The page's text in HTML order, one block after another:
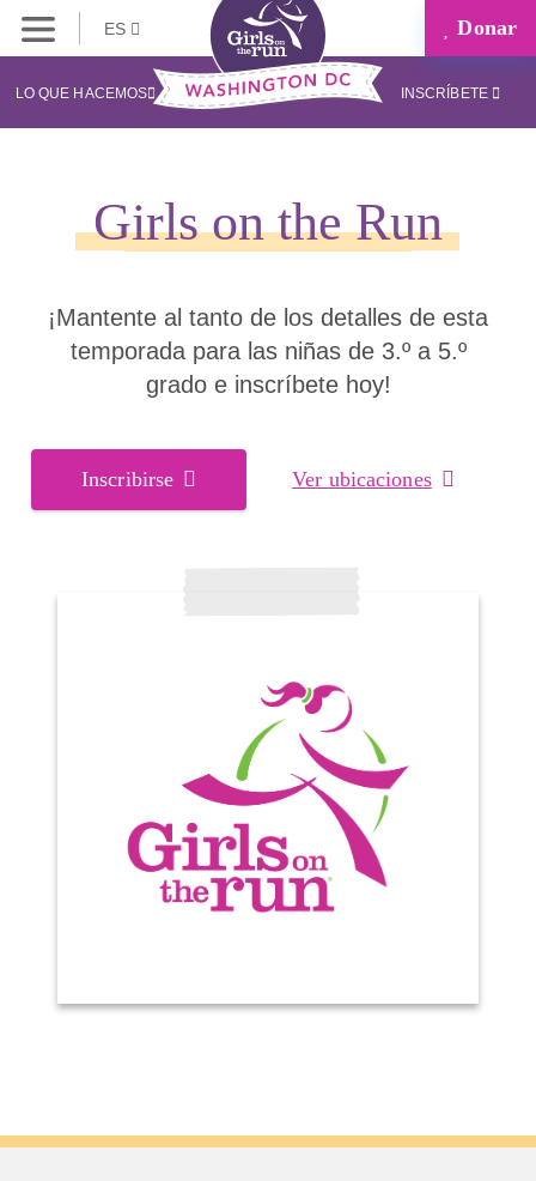
ES Donar
LO QUE HACEMOS INSCRÍBETE
Girls on the Run
¡Mantente al tanto de los detalles de esta
temporada para las niñas de 3.º a 5.º
grado e inscríbete hoy!
Inscribirse Ver ubicaciones